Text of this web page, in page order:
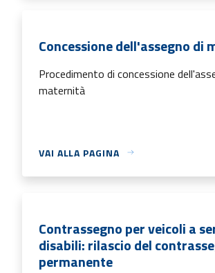
Concessione dell'assegno di
Procedimento di concessione
maternità
VAI ALLA PAGINA
Contrassegno per veicoli a
disabili: rilascio del
permanente